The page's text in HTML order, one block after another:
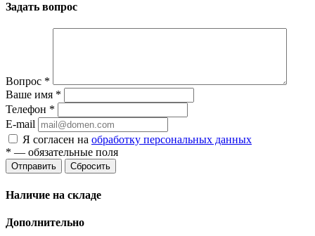
Задать вопрос
Вопрос *
Ваше имя *
Телефон *
E-mail
Я согласен на обработку персональных данных
* — обязательные поля
Отправить Сбросить
Наличие на складе
Дополнительно